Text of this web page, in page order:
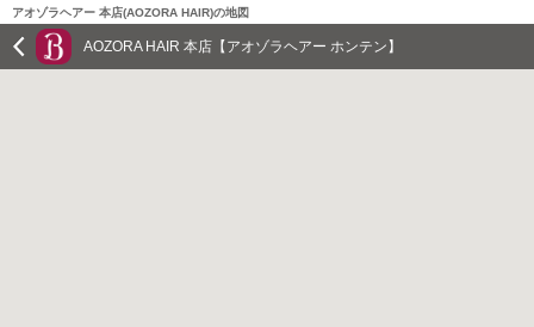
アオゾラヘアー 本店(AOZORA HAIR)の地図
AOZORA HAIR 本店【アオゾラヘアー ホンテン】